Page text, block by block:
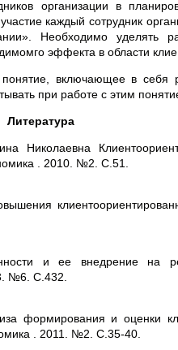
организации в
каждый сотрудник
Необходимо уделять
эффекта в области
включающее в себя
при работе с этим
Литература
Николаевна
. 2010. №2. С.51.
и ее внедрение на
№6. С.432.
формирования и оценки
. 2011. №2. С.35-40.